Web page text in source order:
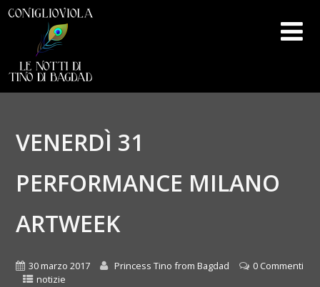
VENERDÌ 31
PERFORMANCE MILANO
ARTWEEK
30 marzo 2017 Princess Tino from Bagdad
0 Commenti
notizie